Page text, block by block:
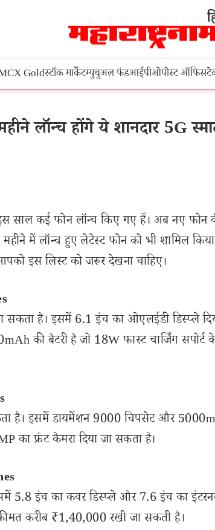
Goldस्टॉक मार्केटम्युचुअल फंडआईपीओपोस्ट ऑफिस
लॉन्च होंगे ये शानदार 5G
इस साल कई फोन लॉन्च किए गए हैं। अब नए फोन
में लॉन्च हुए लेटेस्ट फोन को भी शामिल
इस लिस्ट को जरूर देखना चाहिए।
है। इसमें 6.1 इंच का ओएलईडी डिस्प्ले
की बैटरी है जो 18W फास्ट चार्जिंग सपोर्ट
है। इसमें डायमेंशन 9000 चिपसेट और
का फ्रंट कैमरा दिया जा सकता है।
इंच का कवर डिस्प्ले और 7.6 इंच का इंटरनल
करीब ₹1,40,000 रखी जा सकती है।